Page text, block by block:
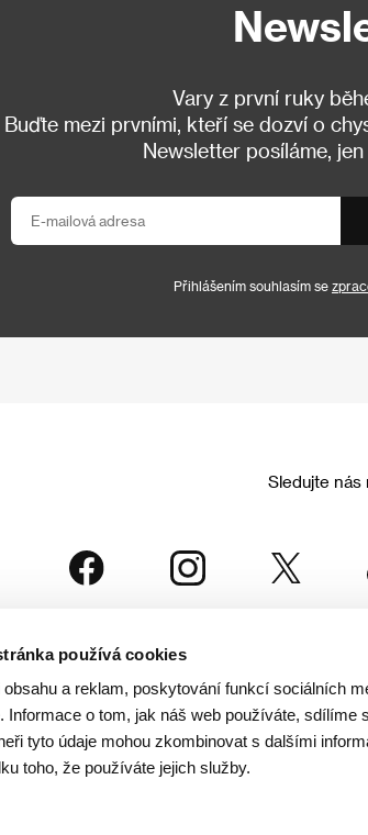
používá cookies
obsahu a reklam, poskytování funkcí sociálních
Informace o tom, jak náš web používáte, sdílíme
tyto údaje mohou zkombinovat s dalšími
toho, že používáte jejich služby.
Vary z první ruky
Buďte mezi prvními, kteří se dozví o
Newsletter posíláme,
Přihlášením souhlasím se
Sledujte nás
je součástí rodiny KVIFF Group,